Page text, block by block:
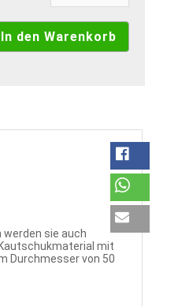
werden sie auch
mit
Durchmesser von 50